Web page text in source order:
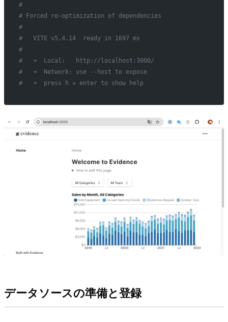
#
# Forced re-optimization of dependencies
#
#   VITE v5.4.14  ready in 1697 ms
#
#   ➜  Local:   http://localhost:3000/
#   ➜  Network: use --host to expose
#   ➜  press h + enter to show help
データソースの準備と登録